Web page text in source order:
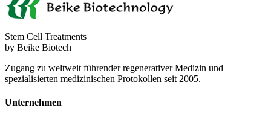
Stem Cell Treatments
by Beike Biotech
Zugang zu weltweit führender regenerativer Medizin und
spezialisierten medizinischen Protokollen seit 2005.
Unternehmen